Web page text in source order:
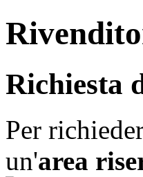
Richiesta
Per
un'area